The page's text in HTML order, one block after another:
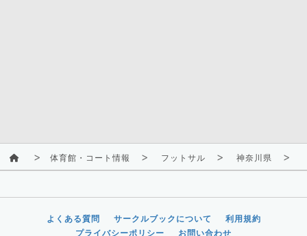
体育館・コート情報 フットサル 神奈川県
よくある質問 サークルブックについて
利用規約
プライバシーポリシー
お問い合わせ